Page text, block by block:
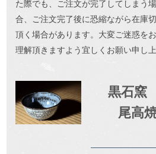
た際でも、ご注文が完了してしまう
合、ご注文完了後に恐縮ながら在庫
頂く場合があります。大変ご迷惑を
理解頂きますよう宜しくお願い申し上
黒石窯
尾高